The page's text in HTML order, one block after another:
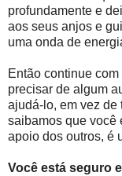
profundamente e
aos seus anjos e
uma onda de
Então continue
precisar de algum
ajudá-lo, em vez de
saibamos que você
apoio dos outros, é
Você está seguro